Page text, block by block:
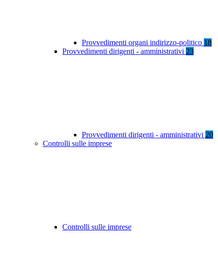
Provvedimenti organi indirizzo-politico 18
Provvedimenti dirigenti - amministrativi 23
Provvedimenti dirigenti - amministrativi 20
Controlli sulle imprese
Controlli sulle imprese